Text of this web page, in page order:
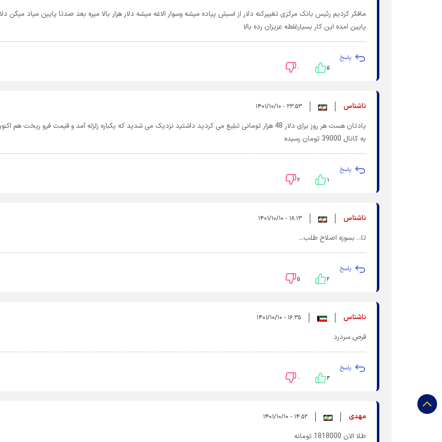
مافکر کردیم رئیس بانک مرکزی تغییرکنه دلار از اسبش پیاده میشه وسوار الاغه میشه دلار هزار بالا میره بعد صدتا پایین میاد میگن
پایین امده این کار بسیارغلطه عزیزان رده بالا
پاسخ
۵ ۰
ناشناس ۲۳:۵۳ - ۱۴۰۱/۱۰/۱۰
یادتان هست هر روز برای دلار 48 هزار تومانی تبلیغ می کردید داشتید نزدیک می شدید که یکباره زلزله آمد و قیمت فرو ریخت هم
به کانال 39000 تومان رسیده
پاسخ
۱ ۲
ناشناس ۱۸:۱۳ - ۱۴۰۱/۱۰/۱۰
تا... بسوزه اصلاح طلب...
پاسخ
۲ ۵
ناشناس ۱۶:۳۵ - ۱۴۰۱/۱۰/۱۰
قرص سردرد
پاسخ
۳ ۰
مهدی ۱۴:۵۲ - ۱۴۰۱/۱۰/۱۰
طلا الان 1818000 تومانه